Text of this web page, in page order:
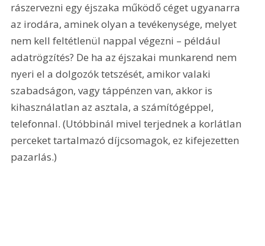
rászervezni egy éjszaka működő céget ugyanarra
az irodára, aminek olyan a tevékenysége, melyet
nem kell feltétlenül nappal végezni – például
adatrögzítés? De ha az éjszakai munkarend nem
nyeri el a dolgozók tetszését, amikor valaki
szabadságon, vagy táppénzen van, akkor is
kihasználatlan az asztala, a számítógéppel,
telefonnal. (Utóbbinál mivel terjednek a korlátlan
perceket tartalmazó díjcsomagok, ez kifejezetten
pazarlás.)